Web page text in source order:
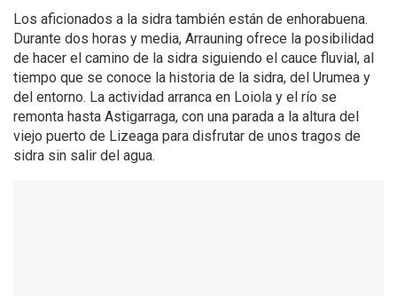
Los aficionados a la sidra también están de enhorabuena.
Durante dos horas y media, Arrauning ofrece la posibilidad
de hacer el camino de la sidra siguiendo el cauce fluvial, al
tiempo que se conoce la historia de la sidra, del Urumea y
del entorno. La actividad arranca en Loiola y el río se
remonta hasta Astigarraga, con una parada a la altura del
viejo puerto de Lizeaga para disfrutar de unos tragos de
sidra sin salir del agua.